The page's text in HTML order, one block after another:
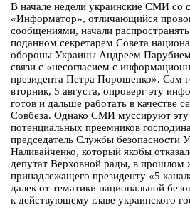
В начале недели украинские СМИ со
«Информатор», отличающийся
сообщениями, начали
поданном секретарем Совета
обороны Украины Андреем Парубием
связи с «несогласием с
президента Петра Порошенко». Сам
вторник, 5 августа, опроверг эту
готов и дальше работать в качестве
Совбеза. Однако СМИ муссируют эту
потенциальных преемников
председатель Службы безопасности
Наливайченко, который якобы
депутат Верховной рады, в прошлом
принадлежащего президенту «5
далек от тематики национальной
к действующему главе украинского